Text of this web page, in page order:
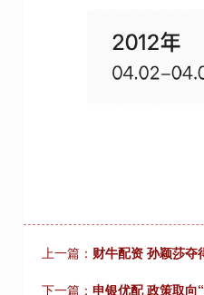
上一篇： 财牛配资 孙颖莎夺
下一篇： 申银优配 政策取向